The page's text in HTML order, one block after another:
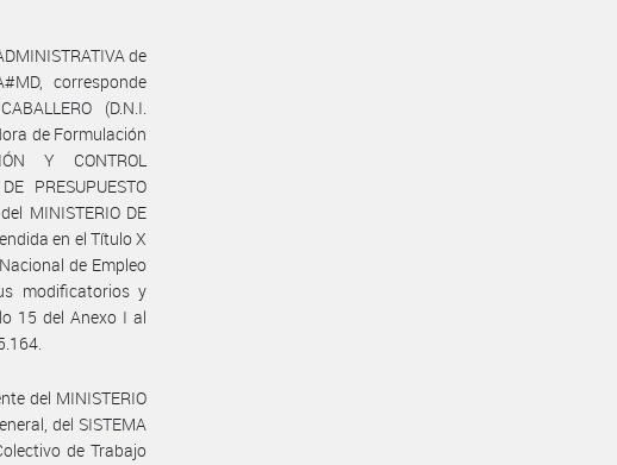
de
corresponde
(D.N.I.
de Formulación
Y CONTROL
PRESUPUESTO
MINISTERIO DE
en el Título X
de Empleo
modificatorios y
15 del Anexo I al
del MINISTERIO
del SISTEMA
de Trabajo